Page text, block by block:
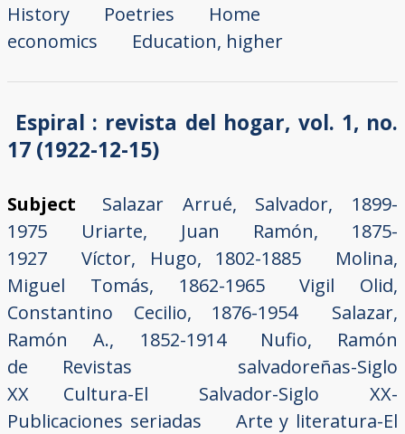
History
Poetries
Home
economics
Education, higher
Espiral : revista del hogar, vol. 1, no.
17 (1922-12-15)
Subject
Salazar Arrué, Salvador, 1899-
1975
Uriarte, Juan Ramón, 1875-
1927
Víctor, Hugo, 1802-1885
Molina,
Miguel Tomás, 1862-1965
Vigil Olid,
Constantino Cecilio, 1876-1954
Salazar,
Ramón A., 1852-1914
Nufio, Ramón
de
Revistas salvadoreñas-Siglo
XX
Cultura-El Salvador-Siglo XX-
Publicaciones seriadas
Arte y literatura-El